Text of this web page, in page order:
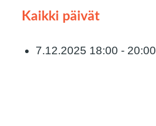
Kaikki päivät
7.12.2025 18:00 - 20:00